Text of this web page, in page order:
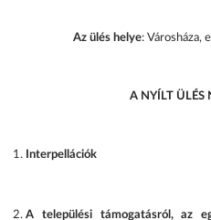
Az ülés helye: Városháza,
A NYÍLT ÜLÉS
Interpellációk
A települési támogatásról, az